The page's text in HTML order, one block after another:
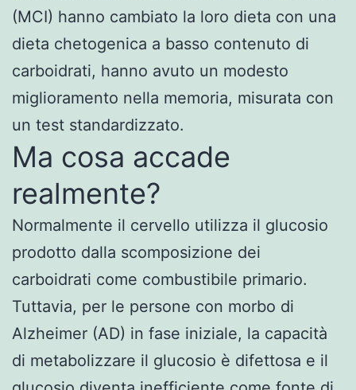
(MCI) hanno cambiato la loro dieta con una
dieta chetogenica a basso contenuto di
carboidrati, hanno avuto un modesto
miglioramento nella memoria, misurata con
un test standardizzato.
Ma cosa accade
realmente?
Normalmente il cervello utilizza il glucosio
prodotto dalla scomposizione dei
carboidrati come combustibile primario.
Tuttavia, per le persone con morbo di
Alzheimer (AD) in fase iniziale, la capacità
di metabolizzare il glucosio è difettosa e il